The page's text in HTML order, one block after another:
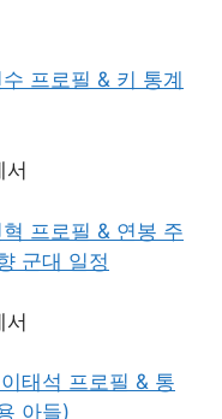
프로필 & 키 통계
프로필 & 연봉 주
군대 일정
서
태석 프로필 & 통
아들)